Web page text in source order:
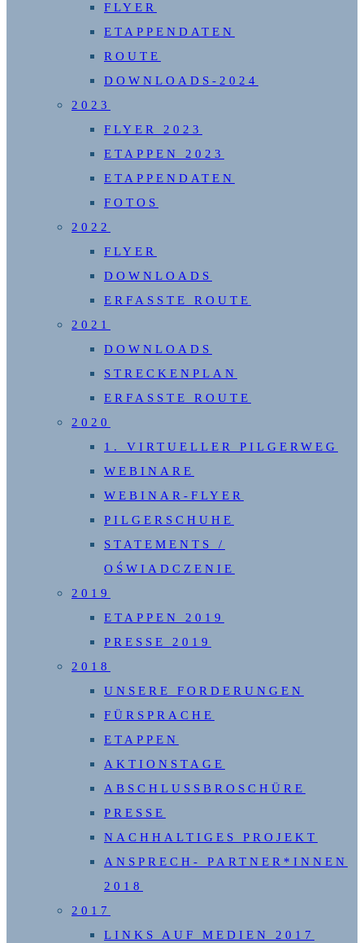
FLYER
ETAPPENDATEN
ROUTE
DOWNLOADS-2024
2023
FLYER 2023
ETAPPEN 2023
ETAPPENDATEN
FOTOS
2022
FLYER
DOWNLOADS
ERFASSTE ROUTE
2021
DOWNLOADS
STRECKENPLAN
ERFASSTE ROUTE
2020
1. VIRTUELLER PILGERWEG
WEBINARE
WEBINAR-FLYER
PILGERSCHUHE
STATEMENTS /
OŚWIADCZENIE
2019
ETAPPEN 2019
PRESSE 2019
2018
UNSERE FORDERUNGEN
FÜRSPRACHE
ETAPPEN
AKTIONSTAGE
ABSCHLUSSBROSCHÜRE
PRESSE
NACHHALTIGES PROJEKT
ANSPRECH- PARTNER*INNEN
2018
2017
LINKS AUF MEDIEN 2017